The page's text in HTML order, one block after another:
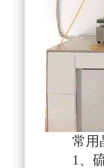
常用晶
1、硫